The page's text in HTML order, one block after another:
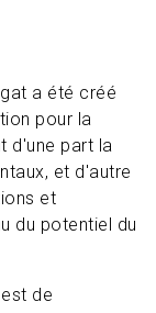
a été créé
pour la
d'une part la
et d'autre
et
du potentiel du
de